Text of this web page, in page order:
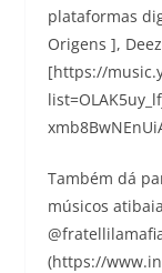
plataformas
Origens ],
[https://
Também dá
músicos
(https://